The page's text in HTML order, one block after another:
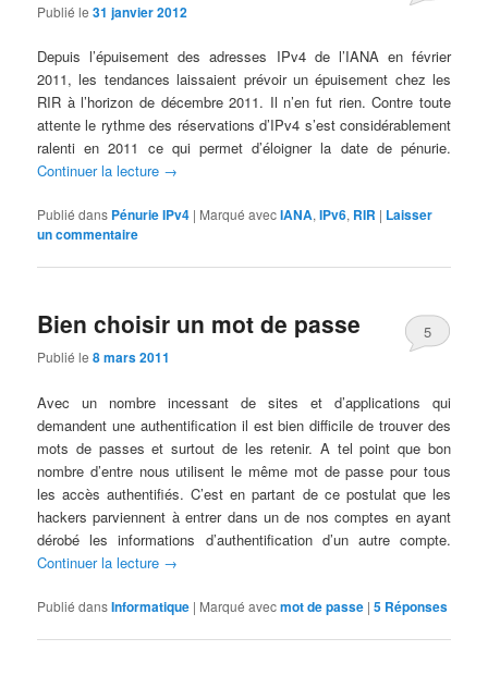
Publié le31 janvier 2012
Depuis l’épuisement des adresses IPv4 de l’IANA en février
2011, les tendances laissaient prévoir un épuisement chez les
RIR à l’horizon de décembre 2011. Il n’en fut rien. Contre toute
attente le rythme des réservations d’IPv4 s’est considérablement
ralenti en 2011 ce qui permet d’éloigner la date de pénurie.
Continuer la lecture →
Publié dans Pénurie IPv4 | Marqué avecIANA,IPv6, RIR | Laisser
un commentaire
Bien choisir un mot de passe
Publié le8 mars 2011
5
Avec un nombre incessant de sites et d’applications qui
demandent une authentification il est bien difficile de trouver des
mots de passes et surtout de les retenir. A tel point que bon
nombre d’entre nous utilisent le même mot de passe pour tous
les accès authentifiés. C’est en partant de ce postulat que les
hackers parviennent à entrer dans un de nos comptes en ayant
dérobé les informations d’authentification d’un autre compte.
Continuer la lecture →
Publié dansInformatique | Marqué avecmot de passe |5 Réponses